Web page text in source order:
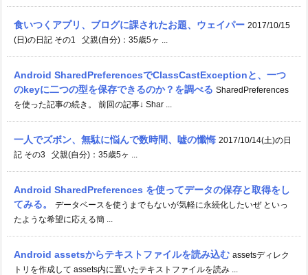
食いつくアプリ、ブログに課されたお題、ウェイパー 2017/10/15
(日)の日記 その1 父親(自分)：35歳5ヶ ...
Android SharedPreferencesでClassCastExceptionと、一つ
のkeyに二つの型を保存できるのか？を調べる SharedPreferences
を使った記事の続き。 前回の記事↓ Shar ...
一人でズボン、無駄に悩んで数時間、嘘の懺悔 2017/10/14(土)の日
記 その3 父親(自分)：35歳5ヶ ...
Android SharedPreferences を使ってデータの保存と取得をし
てみる。
データベースを使うまでもないが気軽に永続化したいぜ といっ
たような希望に応える簡 ...
Android assetsからテキストファイルを読み込む assetsディレク
トリを作成して assets内に置いたテキストファイルを読み ...